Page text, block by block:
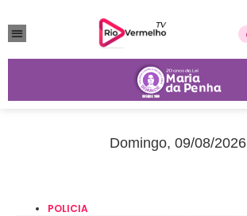
Domingo, 09/08/2026
POLICIA